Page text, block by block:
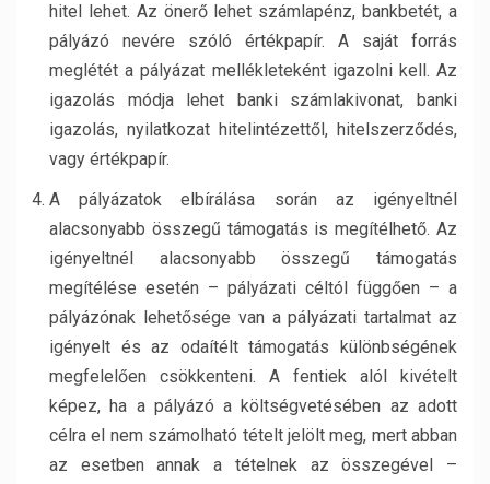
hitel lehet. Az önerő lehet számlapénz, bankbetét, a
pályázó nevére szóló értékpapír. A saját forrás
meglétét a pályázat mellékleteként igazolni kell. Az
igazolás módja lehet banki számlakivonat, banki
igazolás, nyilatkozat hitelintézettől, hitelszerződés,
vagy értékpapír.
A pályázatok elbírálása során az igényeltnél
alacsonyabb összegű támogatás is megítélhető. Az
igényeltnél alacsonyabb összegű támogatás
megítélése esetén – pályázati céltól függően – a
pályázónak lehetősége van a pályázati tartalmat az
igényelt és az odaítélt támogatás különbségének
megfelelően csökkenteni. A fentiek alól kivételt
képez, ha a pályázó a költségvetésében az adott
célra el nem számolható tételt jelölt meg, mert abban
az esetben annak a tételnek az összegével –